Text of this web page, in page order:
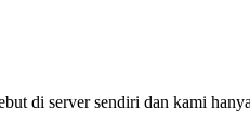
di server sendiri dan kami